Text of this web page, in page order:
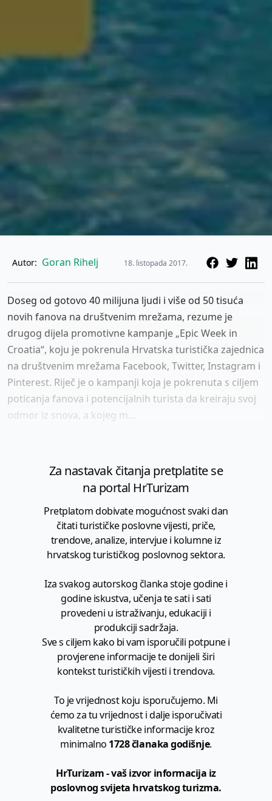
Autor: Goran Rihelj 18. listopada 2017.
Doseg od gotovo 40 milijuna ljudi i više od 50 tisuća
novih fanova na društvenim mrežama, rezume je
drugog dijela promotivne kampanje „Epic Week in
Croatia“, koju je pokrenula Hrvatska turistička zajednica
na društvenim mrežama Facebook, Twitter, Instagram i
Pinterest. Riječ je o kampanji koja je pokrenuta s ciljem
poticanja fanova i potencijalnih turista da kreiraju svoj
odmor iz snova, a kojeg m...
Za nastavak čitanja pretplatite se
na portal HrTurizam
Pretplatom dobivate mogućnost svaki dan
čitati turističke poslovne vijesti, priče,
trendove, analize, intervjue i kolumne iz
hrvatskog turističkog poslovnog sektora.
Iza svakog autorskog članka stoje godine i
godine iskustva, učenja te sati i sati
provedeni u istraživanju, edukaciji i
produkciji sadržaja.
Sve s ciljem kako bi vam isporučili potpune i
provjerene informacije te donijeli širi
kontekst turističkih vijesti i trendova.
To je vrijednost koju isporučujemo. Mi
ćemo za tu vrijednost i dalje isporučivati
kvalitetne turističke informacije kroz
minimalno 1728 članaka godišnje.
HrTurizam - vaš izvor informacija iz
poslovnog svijeta hrvatskog turizma.